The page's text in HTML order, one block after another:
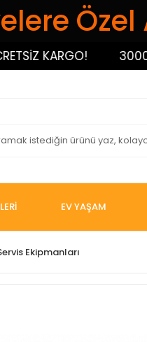
KARGO! 3000 TL
EV YAŞAM
Ekipmanları